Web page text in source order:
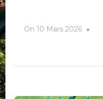
On 10 Mars 2026